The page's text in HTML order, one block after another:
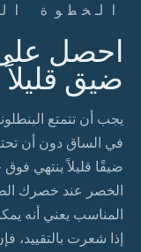
الخطوة
احصل
ضيق
يجب أن تتمتع
في الساق دون أن
ضيقًا قليلاً ينتهي
الخصر عند خصرك
المناسب يعني أنه
إذا شعرت بالتقييد،